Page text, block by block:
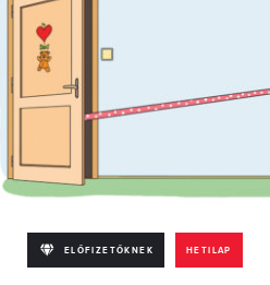
ELŐFIZETŐKNEK HETILAP